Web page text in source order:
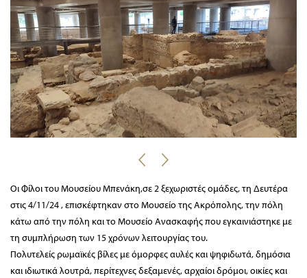
Οι Φίλοι του Μουσείου Μπενάκη,σε 2 ξεχωριστές ομάδες, τη Δευτέρα
στις 4/11/24 , επισκέφτηκαν στο Μουσείο της Ακρόπολης, την πόλη
κάτω από την πόλη και το Μουσείο Ανασκαφής που εγκαινιάστηκε με
τη συμπλήρωση των 15 χρόνων λειτουργίας του.
Πολυτελείς ρωμαϊκές βίλες με όμορφες αυλές και ψηφιδωτά, δημόσια
και ιδιωτικά λουτρά, περίτεχνες δεξαμενές, αρχαίοι δρόμοι, οικίες και